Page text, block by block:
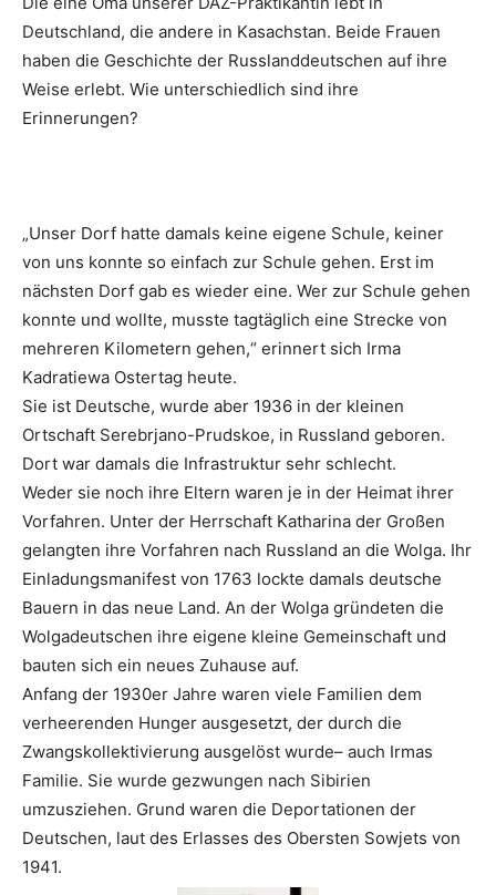
Deutschland, die andere in Kasachstan. Beide Frauen
haben die Geschichte der Russlanddeutschen auf ihre
Weise erlebt. Wie unterschiedlich sind ihre
Erinnerungen?
„Unser Dorf hatte damals keine eigene Schule, keiner
von uns konnte so einfach zur Schule gehen. Erst im
nächsten Dorf gab es wieder eine. Wer zur Schule gehen
konnte und wollte, musste tagtäglich eine Strecke von
mehreren Kilometern gehen,“ erinnert sich Irma
Kadratiewa Ostertag heute.
Sie ist Deutsche, wurde aber 1936 in der kleinen
Ortschaft Serebrjano-Prudskoe, in Russland geboren.
Dort war damals die Infrastruktur sehr schlecht.
Weder sie noch ihre Eltern waren je in der Heimat ihrer
Vorfahren. Unter der Herrschaft Katharina der Großen
gelangten ihre Vorfahren nach Russland an die Wolga. Ihr
Einladungsmanifest von 1763 lockte damals deutsche
Bauern in das neue Land. An der Wolga gründeten die
Wolgadeutschen ihre eigene kleine Gemeinschaft und
bauten sich ein neues Zuhause auf.
Anfang der 1930er Jahre waren viele Familien dem
verheerenden Hunger ausgesetzt, der durch die
Zwangskollektivierung ausgelöst wurde– auch Irmas
Familie. Sie wurde gezwungen nach Sibirien
umzusziehen. Grund waren die Deportationen der
Deutschen, laut des Erlasses des Obersten Sowjets von
1941.